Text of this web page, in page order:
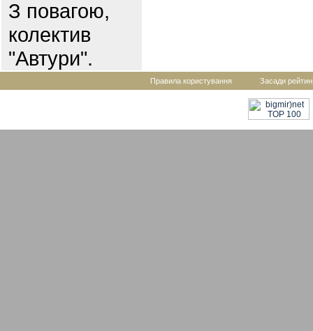
З повагою,
колектив
"Автури".
Правила користування Засади